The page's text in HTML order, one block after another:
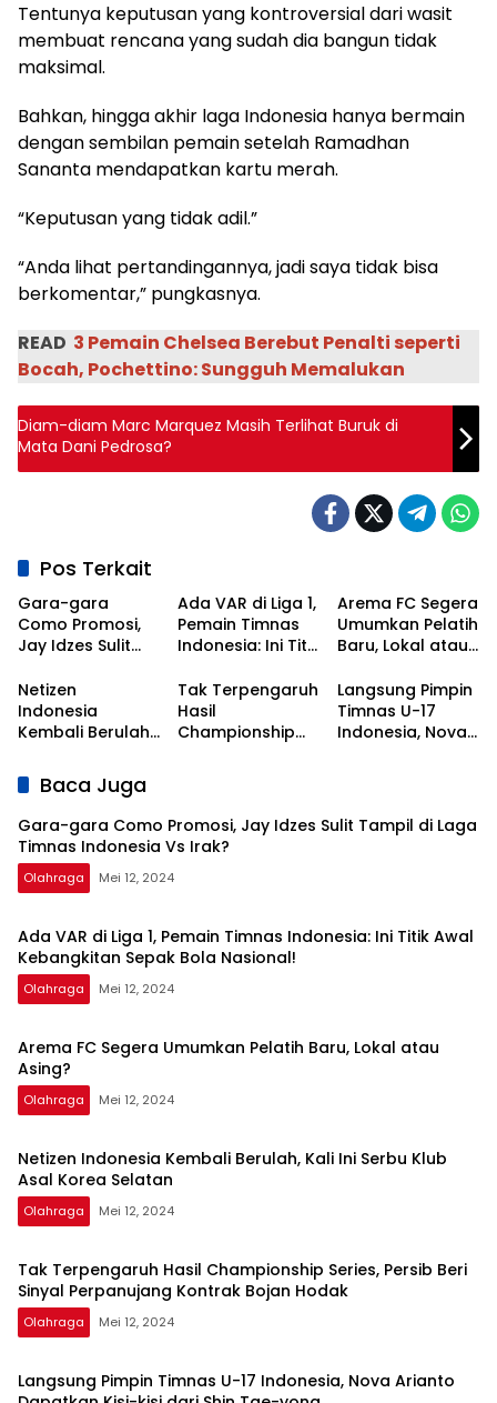
Tentunya keputusan yang kontroversial dari wasit
membuat rencana yang sudah dia bangun tidak
maksimal.
Bahkan, hingga akhir laga Indonesia hanya bermain
dengan sembilan pemain setelah Ramadhan
Sananta mendapatkan kartu merah.
“Keputusan yang tidak adil.”
“Anda lihat pertandingannya, jadi saya tidak bisa
berkomentar,” pungkasnya.
READ 3 Pemain Chelsea Berebut Penalti seperti
Bocah, Pochettino: Sungguh Memalukan
Diam-diam Marc Marquez Masih Terlihat Buruk di
Mata Dani Pedrosa?
Pos Terkait
Gara-gara
Como Promosi,
Jay Idzes Sulit
Timnas
Indonesia Vs
Irak?
Ada VAR di Liga 1,
Pemain Timnas
Indonesia: Ini Titik
Kebangkitan
Sepak Bola
Nasional!
Arema FC Segera
Umumkan Pelatih
Baru, Lokal atau
Netizen
Indonesia
Kembali Berulah,
Asal Korea
Selatan
Tak Terpengaruh
Hasil
Championship
Kontrak Bojan
Hodak
Langsung Pimpin
Timnas U-17
Indonesia, Nova
yong
Baca Juga
Gara-gara Como Promosi, Jay Idzes Sulit Tampil di Laga
Timnas Indonesia Vs Irak?
Olahraga Mei 12, 2024
Ada VAR di Liga 1, Pemain Timnas Indonesia: Ini Titik Awal
Kebangkitan Sepak Bola Nasional!
Olahraga Mei 12, 2024
Arema FC Segera Umumkan Pelatih Baru, Lokal atau
Asing?
Olahraga Mei 12, 2024
Netizen Indonesia Kembali Berulah, Kali Ini Serbu Klub
Asal Korea Selatan
Olahraga Mei 12, 2024
Tak Terpengaruh Hasil Championship Series, Persib Beri
Sinyal Perpanujang Kontrak Bojan Hodak
Olahraga Mei 12, 2024
Langsung Pimpin Timnas U-17 Indonesia, Nova Arianto